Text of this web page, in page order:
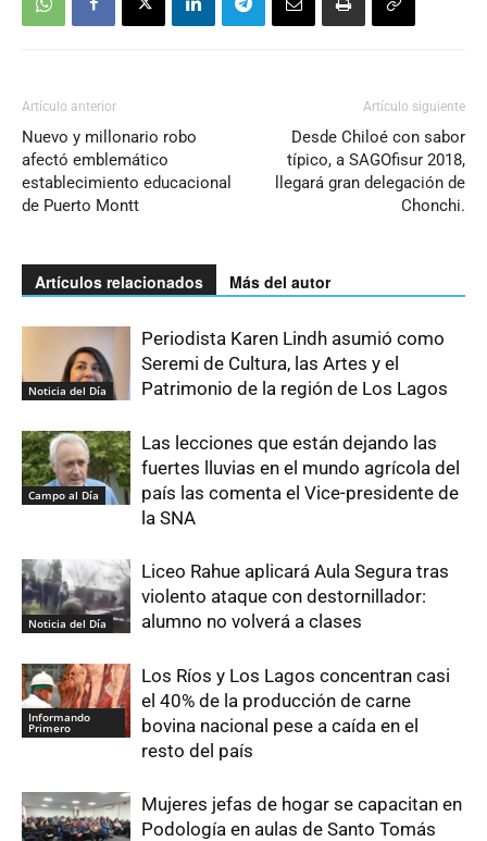
Artículo anterior
Nuevo y millonario robo
afectó emblemático
establecimiento educacional
de Puerto Montt
Artículo siguiente
Desde Chiloé con sabor
típico, a SAGOfisur 2018,
llegará gran delegación de
Chonchi.
Artículos relacionados Más del autor
Noticia del Día
Periodista Karen Lindh asumió como
Seremi de Cultura, las Artes y el
Patrimonio de la región de Los Lagos
Campo al Día
Las lecciones que están dejando las
fuertes lluvias en el mundo agrícola del
país las comenta el Vice-presidente de
la SNA
Noticia del Día
Liceo Rahue aplicará Aula Segura tras
violento ataque con destornillador:
alumno no volverá a clases
Informando
Primero
Los Ríos y Los Lagos concentran casi
el 40% de la producción de carne
bovina nacional pese a caída en el
resto del país
Mujeres jefas de hogar se capacitan en
Podología en aulas de Santo Tomás